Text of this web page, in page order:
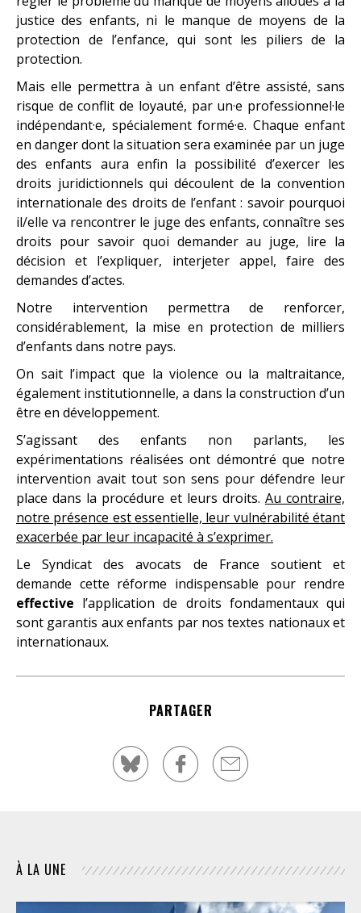
justice des enfants, ni le manque de moyens de la
protection de l’enfance, qui sont les piliers de la
protection.
Mais elle permettra à un enfant d’être assisté, sans
risque de conflit de loyauté, par un·e professionnel·le
indépendant·e, spécialement formé·e. Chaque enfant
en danger dont la situation sera examinée par un juge
des enfants aura enfin la possibilité d’exercer les
droits juridictionnels qui découlent de la convention
internationale des droits de l’enfant : savoir pourquoi
il/elle va rencontrer le juge des enfants, connaître ses
droits pour savoir quoi demander au juge, lire la
décision et l’expliquer, interjeter appel, faire des
demandes d’actes.
Notre intervention permettra de renforcer,
considérablement, la mise en protection de milliers
d’enfants dans notre pays.
On sait l’impact que la violence ou la maltraitance,
également institutionnelle, a dans la construction d’un
être en développement.
S’agissant des enfants non parlants, les
expérimentations réalisées ont démontré que notre
intervention avait tout son sens pour défendre leur
place dans la procédure et leurs droits. Au contraire,
notre présence est essentielle, leur vulnérabilité étant
exacerbée par leur incapacité à s’exprimer.
Le Syndicat des avocats de France soutient et
demande cette réforme indispensable pour rendre
effective l’application de droits fondamentaux qui
sont garantis aux enfants par nos textes nationaux et
internationaux.
PARTAGER
À LA UNE